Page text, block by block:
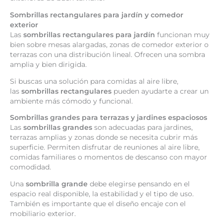
Sombrillas rectangulares para jardín y comedor
exterior
Las sombrillas rectangulares para jardín funcionan muy
bien sobre mesas alargadas, zonas de comedor exterior o
terrazas con una distribución lineal. Ofrecen una sombra
amplia y bien dirigida.
Si buscas una solución para comidas al aire libre,
las sombrillas rectangulares pueden ayudarte a crear un
ambiente más cómodo y funcional.
Sombrillas grandes para terrazas y jardines espaciosos
Las sombrillas grandes son adecuadas para jardines,
terrazas amplias y zonas donde se necesita cubrir más
superficie. Permiten disfrutar de reuniones al aire libre,
comidas familiares o momentos de descanso con mayor
comodidad.
Una sombrilla grande debe elegirse pensando en el
espacio real disponible, la estabilidad y el tipo de uso.
También es importante que el diseño encaje con el
mobiliario exterior.